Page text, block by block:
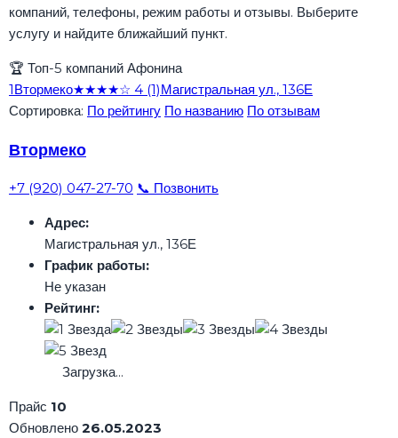
компаний, телефоны, режим работы и отзывы. Выберите
услугу и найдите ближайший пункт.
🏆 Топ-5 компаний Афонина
1Втормеко★★★★☆ 4 (1)Магистральная ул., 136Е
Сортировка: По рейтингу По названию По отзывам
Втормеко
+7 (920) 047-27-70 📞 Позвонить
Адрес:
Магистральная ул., 136Е
График работы:
Не указан
Рейтинг:
Загрузка...
Прайс 10
Обновлено 26.05.2023